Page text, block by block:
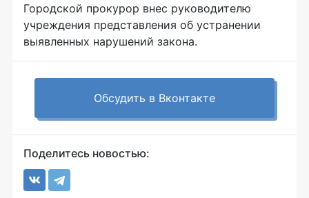
Городской прокурор внес руководителю
учреждения представления об устранении
выявленных нарушений закона.
Обсудить в Вконтакте
Поделитесь новостью: